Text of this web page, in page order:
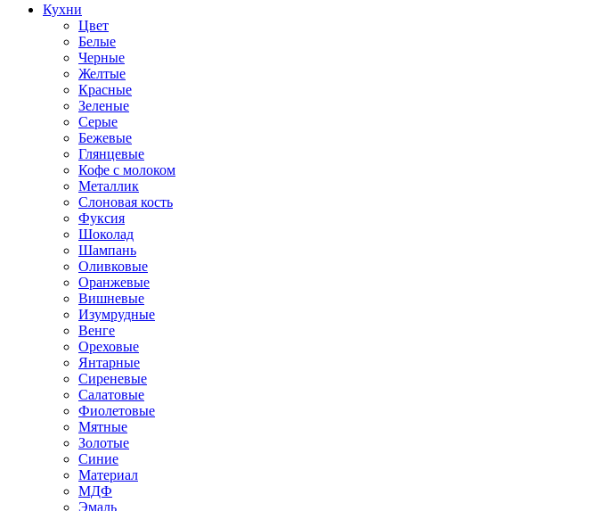
Кухни
Цвет
Белые
Черные
Желтые
Красные
Зеленые
Серые
Бежевые
Глянцевые
Кофе с молоком
Металлик
Слоновая кость
Фуксия
Шоколад
Шампань
Оливковые
Оранжевые
Вишневые
Изумрудные
Венге
Ореховые
Янтарные
Сиреневые
Салатовые
Фиолетовые
Мятные
Золотые
Синие
Материал
МДФ
Эмаль